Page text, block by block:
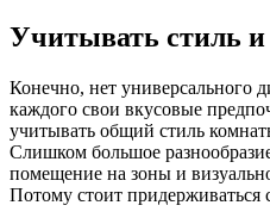
Учитывать стиль и
Конечно, нет универсального
каждого свои вкусовые
учитывать общий стиль
Слишком большое
помещение на зоны и
Потому стоит придерживаться